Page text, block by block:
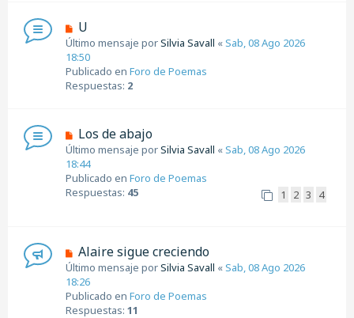
s
a
j
e
N
u
e
v
o
s
a
j
e
U
Último mensaje porSilvia Savall «Sab, 08 Ago 2026
18:50
Publicado en Foro de Poemas
Respuestas: 2
N
u
e
v
o
a
j
e
Los de abajo
Último mensaje porSilvia Savall «Sab, 08 Ago 2026
18:44
Publicado en Foro de Poemas
Respuestas: 45 1 2 3 4
N
u
e
v
o
Alaire sigue creciendo
Último mensaje porSilvia Savall «Sab, 08 Ago 2026
18:26
Publicado en Foro de Poemas
Respuestas: 11